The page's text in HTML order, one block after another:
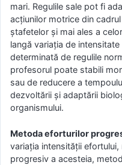
mari. Regulile sale pot fi
acţiunilor motrice din
ştafetelor şi mai ales a
langă variaţia de
determinată de regulile
profesorul poate stabili
sau de reducere a
dezvoltării şi adaptării
organismului.
Metoda eforturilor
variaţia intensităţii
progresiv a acesteia,